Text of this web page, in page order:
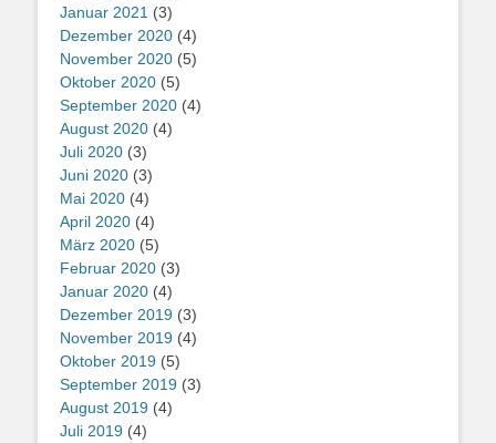
Januar 2021 (3)
Dezember 2020 (4)
November 2020 (5)
Oktober 2020 (5)
September 2020 (4)
August 2020 (4)
Juli 2020 (3)
Juni 2020 (3)
Mai 2020 (4)
April 2020 (4)
März 2020 (5)
Februar 2020 (3)
Januar 2020 (4)
Dezember 2019 (3)
November 2019 (4)
Oktober 2019 (5)
September 2019 (3)
August 2019 (4)
Juli 2019 (4)